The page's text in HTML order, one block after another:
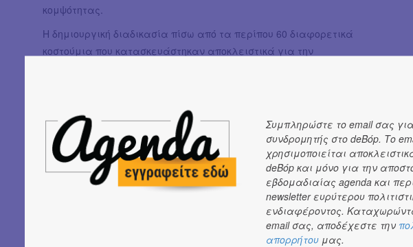
κομψότητας.
Η δημιουργική διαδικασία πίσω από τα περίπου 60 διαφορετικά
κοστούμια που κατασκευάστηκαν αποκλειστικά για την
εξωτερική εικόνα της Κάλλας αλλά και να εμβαθύνει στην
ψυχολογία της μέσω των ρούχων, ο Massimo Cantini Parrini και η
ομάδα του, μελέτησαν διεξοδικά φωτογραφίες, εμφανίσεις στη
σκηνή και ηχογραφήσεις της Κάλλας από τη δεκαετία του 1940 έως
τη δεκαετία του 1970. Μια από τις πιο συναρπαστικές προκλήσεις
ήταν η αναπαράσταση των εμβληματικών εμφανίσεων της ντίβας
στις παραστάσεις της, στα εξώφυλλα των δίσκων της και στις
φωτογραφίσεις της, όπως εκείνης για το περιοδικόLife.
Συμπληρώστε το email σας
συνδρομητής στο deBόp. Το
χρησιμοποιείται
deBόp και μόνο για την
εβδομαδιαίας agenda και
newsletter ευρύτερου
ενδιαφέροντος.
email σας, αποδέχεστε την
απορρήτου μας.